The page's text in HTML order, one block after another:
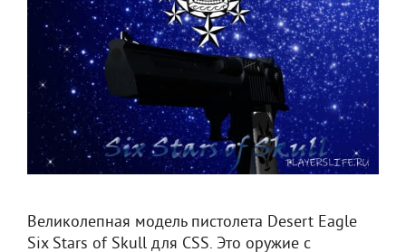
Великолепная модель пистолета Desert Eagle
Six Stars of Skull для CSS. Это оружие с